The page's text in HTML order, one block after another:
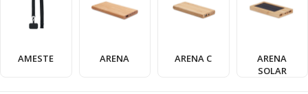
AMESTE ARENA ARENA C
ARENA
SOLAR